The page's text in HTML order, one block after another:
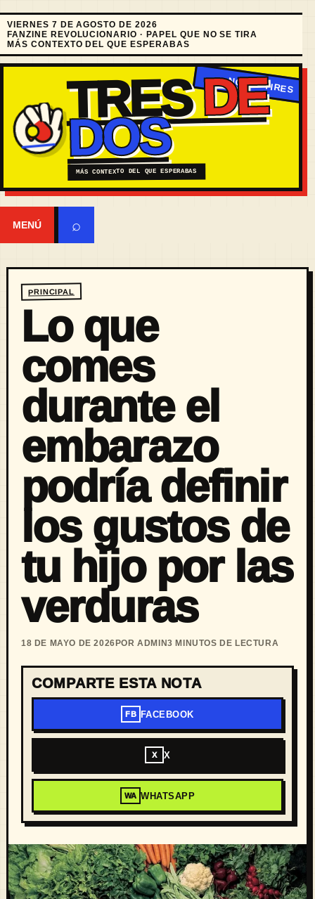
VIERNES 7 DE AGOSTO DE 2026
FANZINE REVOLUCIONARIO · PAPEL QUE NO SE TIRA
MÁS CONTEXTO DEL QUE ESPERABAS
TRESDE
DOS
MÁS CONTEXTO DEL QUE ESPERABAS
MENÚ ⌕
PRINCIPAL
Lo que
comes
durante el
embarazo
podría definir
los gustos de
tu hijo por las
verduras
18 DE MAYO DE 2026 POR ADMIN3 MINUTOS DE LECTURA
COMPARTE ESTA NOTA
FB FACEBOOK
X X
WA WHATSAPP